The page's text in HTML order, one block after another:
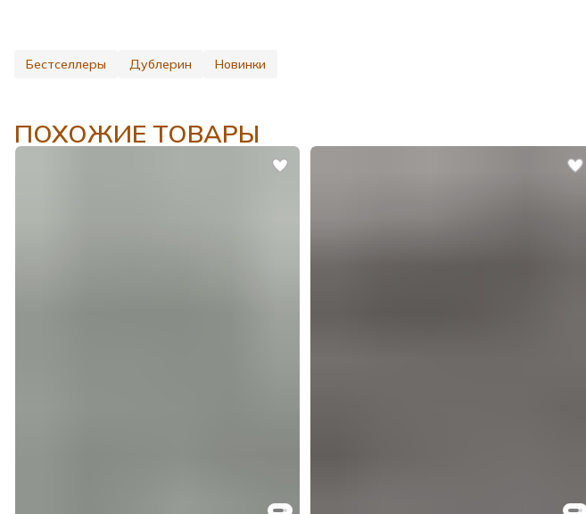
Бестселлеры Дублерин Новинки
ПОХОЖИЕ ТОВАРЫ